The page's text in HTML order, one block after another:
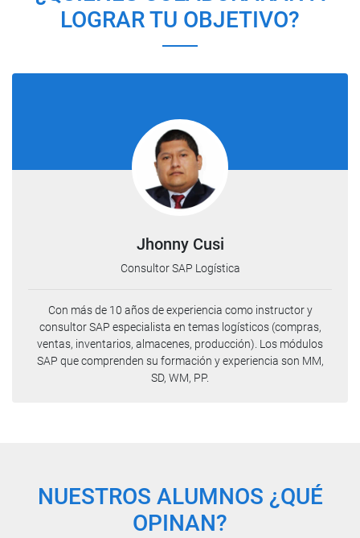
LOGRAR TU OBJETIVO?
Jhonny Cusi
Consultor SAP Logística
Con más de 10 años de experiencia como instructor y
consultor SAP especialista en temas logísticos (compras,
ventas, inventarios, almacenes, producción). Los módulos
SAP que comprenden su formación y experiencia son MM,
SD, WM, PP.
NUESTROS ALUMNOS ¿QUÉ
OPINAN?